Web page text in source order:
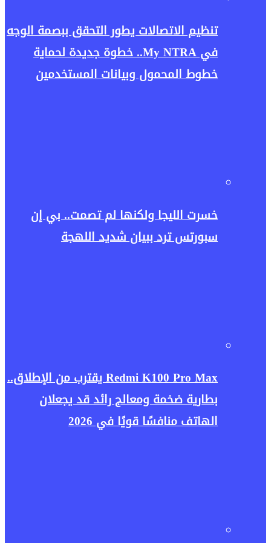
تنظيم الاتصالات يطور التحقق ببصمة الوجه
في My NTRA.. خطوة جديدة لحماية
خطوط المحمول وبيانات المستخدمين
خسرت الليجا ولكنها لم تصمت.. بي إن
سبورتس ترد ببيان شديد اللهجة
Redmi K100 Pro Max يقترب من الإطلاق..
بطارية ضخمة ومعالج رائد قد يجعلان
الهاتف منافسًا قويًا في 2026